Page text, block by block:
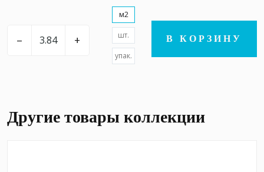
– +
м2
шт.
упак.
В КОРЗИНУ
Другие товары коллекции